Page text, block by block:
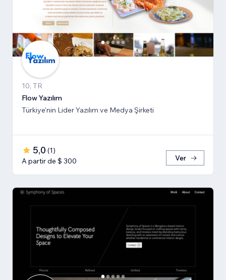
10, TR
Flow Yazılım
Türkiye'nin Lider Yazılım ve Medya Şirketi
5,0 (1)
A partir de $ 300
Ver